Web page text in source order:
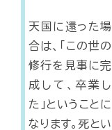
天国に還った場
合は、「この世の
修行を見事に完
成して、卒業し
た」ということに
なります。死とい